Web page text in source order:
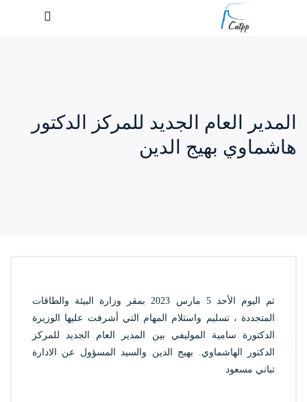
المدير العام الجديد للمركز الدكتور
هاشماوي بهيج الدين
تم اليوم الأحد 5 مارس 2023 بمقر وزارة البيئة والطاقات
المتجددة ، تسليم واستلام المهام التي أشرفت عليها الوزيرة
الدكتورة سامية الموليفي بين المدير العام الجديد للمركز
الدكتور الهاشماوي. بهيج الدين والسيد المسؤول عن الادارة
تباني مسعود